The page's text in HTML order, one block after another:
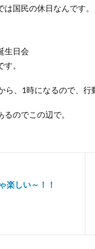
国民の休日なんです。
日会
。
ら、1時になるので、行
のでこの辺で。
楽しい～！！